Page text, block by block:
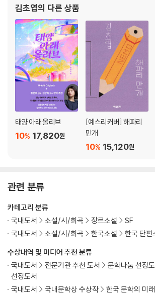
김초엽의 다른 상품
태양 아래 올리브
17,820원
10%
[예스리커버] 해파리
만개
15,120원
10%
관련 분류
수상내역 및 미디어 추천 분류
국내도서
전문기관 추천 도서 문학나눔 선정
선정도서
국내도서
국내문학상 수상작
한국 문학의 미
카테고리 분류
국내도서
소설/시/희곡 장르소설
SF
국내도서
소설/시/희곡 한국소설 한국 단편